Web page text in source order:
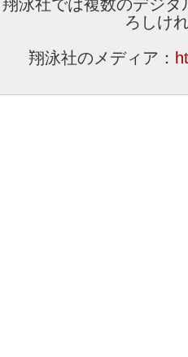
翔泳社では複数のデジ
ろしけ
翔泳社のメディア：